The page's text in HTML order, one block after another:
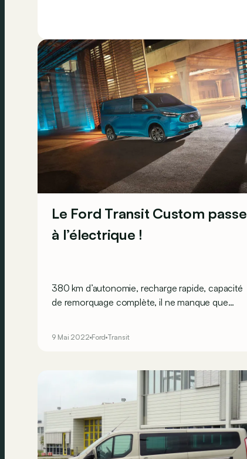
Le Ford Transit Custom passe
à l’électrique !
380 km d’autonomie, recharge rapide, capacité
de remorquage complète, il ne manque que
9 Mai 2022 Ford Transit